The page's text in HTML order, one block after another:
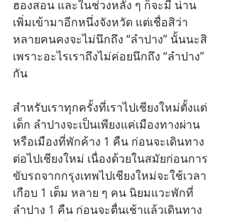
ฮองสอน และในช่วงหลัง ๆ ก็จะมี น่าน
เพิ่มเข้ามาอีกหนึ่งจังหวัด แต่เชื่อสิว่า
หลายคนคงจะไม่นึกถึง “ลำปาง” นั้นนะสิ
เพราะอะไรเราถึงไม่ค่อยนึกถึง “ลำปาง”
กัน
สำหรับเราทุกครั้งที่เราไปเชียงใหม่ตั้งแต่
เด็ก ลำปางจะเป็นเพียงแค่เมืองทางผ่าน
หรือเมืองที่พักค้าง 1 คืน ก่อนจะเดินทาง
ต่อไปเชียงใหม่ เนื่องด้วยในสมัยก่อนการ
ขับรถจากกรุงเทพไปเชียงใหม่จะใช้เวลา
เกือบ 1 เต็ม หลาย ๆ คน นิยมแวะพักที่
ลำปาง 1 คืน ก่อนจะตื่นเช้าแล้วเดินทาง